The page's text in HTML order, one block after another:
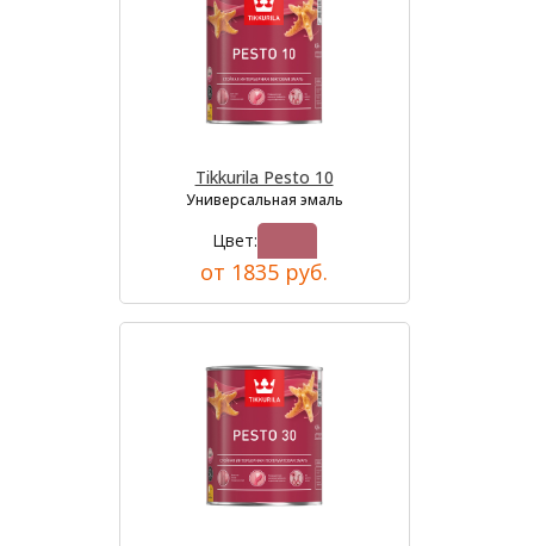
Tikkurila Pesto 10
Универсальная эмаль
Цвет:
от 1835 руб.